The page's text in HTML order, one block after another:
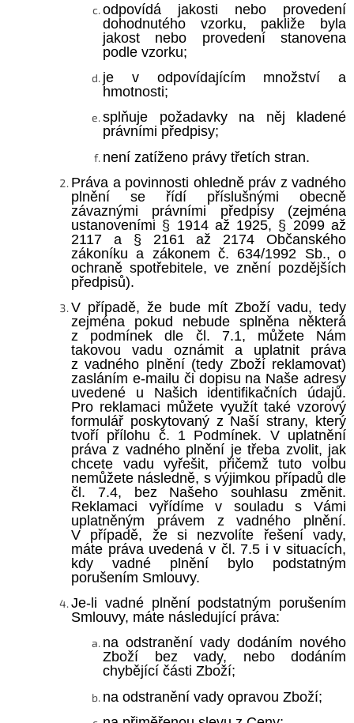
odpovídá jakosti nebo provedení
dohodnutého vzorku, pakliže byla
jakost nebo provedení stanovena
podle vzorku;
je v odpovídajícím množství a
hmotnosti;
splňuje požadavky na něj kladené
právními předpisy;
není zatíženo právy třetích stran.
Práva a povinnosti ohledně práv z vadného
plnění se řídí příslušnými obecně
závaznými právními předpisy (zejména
ustanoveními § 1914 až 1925, § 2099 až
2117 a § 2161 až 2174 Občanského
zákoníku a zákonem č. 634/1992 Sb., o
ochraně spotřebitele, ve znění pozdějších
předpisů).
V případě, že bude mít Zboží vadu, tedy
zejména pokud nebude splněna některá
z podmínek dle čl. 7.1, můžete Nám
takovou vadu oznámit a uplatnit práva
z vadného plnění (tedy Zboží reklamovat)
zasláním e-mailu či dopisu na Naše adresy
uvedené u Našich identifikačních údajů.
Pro reklamaci můžete využít také vzorový
formulář poskytovaný z Naší strany, který
tvoří přílohu č. 1 Podmínek. V uplatnění
práva z vadného plnění je třeba zvolit, jak
chcete vadu vyřešit, přičemž tuto volbu
nemůžete následně, s výjimkou případů dle
čl. 7.4, bez Našeho souhlasu změnit.
Reklamaci vyřídíme v souladu s Vámi
uplatněným právem z vadného plnění.
V případě, že si nezvolíte řešení vady,
máte práva uvedená v čl. 7.5 i v situacích,
kdy vadné plnění bylo podstatným
porušením Smlouvy.
Je-li vadné plnění podstatným porušením
Smlouvy, máte následující práva:
na odstranění vady dodáním nového
Zboží bez vady, nebo dodáním
chybějící části Zboží;
na odstranění vady opravou Zboží;